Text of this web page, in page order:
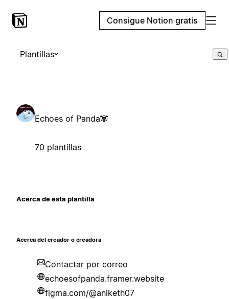
Consigue Notion gratis
Plantillas
Echoes of Panda🐼
70 plantillas
Acerca de esta plantilla
Acerca del creador o creadora
Contactar por correo
echoesofpanda.framer.website
figma.com/@aniketh07